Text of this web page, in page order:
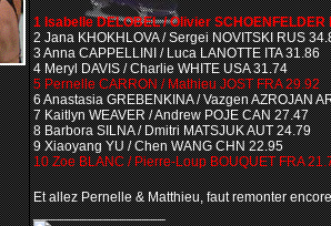
1 Isabelle DELOBEL / Olivier SCHOENFELDER
2 Jana KHOKHLOVA / Sergei NOVITSKI RUS
3 Anna CAPPELLINI / Luca LANOTTE ITA 31.86
4 Meryl DAVIS / Charlie WHITE USA 31.74
5 Pernelle CARRON / Mathieu JOST FRA 29.92
6 Anastasia GREBENKINA / Vazgen AZROJAN
7 Kaitlyn WEAVER / Andrew POJE CAN 27.47
8 Barbora SILNA / Dmitri MATSJUK AUT 24.79
9 Xiaoyang YU / Chen WANG CHN 22.95
10 Zoe BLANC / Pierre-Loup BOUQUET FRA
Et allez Pernelle & Matthieu, faut remonter
_________________